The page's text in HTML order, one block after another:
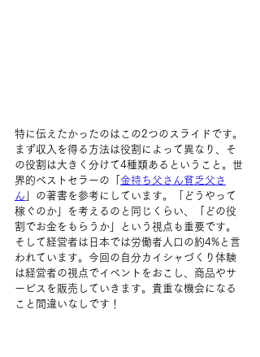
特に伝えたかったのはこの2つのスライドです。
まず収入を得る方法は役割によって異なり、そ
の役割は大きく分けて4種類あるということ。世
界的ベストセラーの「 金持ち父さん貧乏父さ
ん 」の著書を参考にしています。「どうやって
稼ぐのか」を考えるのと同じくらい、「どの役
割でお金をもらうか」という視点も重要です。
そして経営者は日本では労働者人口の約4%と言
われています。今回の自分カイシャづくり体験
は経営者の視点でイベントをおこし、商品やサ
ービスを販売していきます。貴重な機会になる
こと間違いなしです！